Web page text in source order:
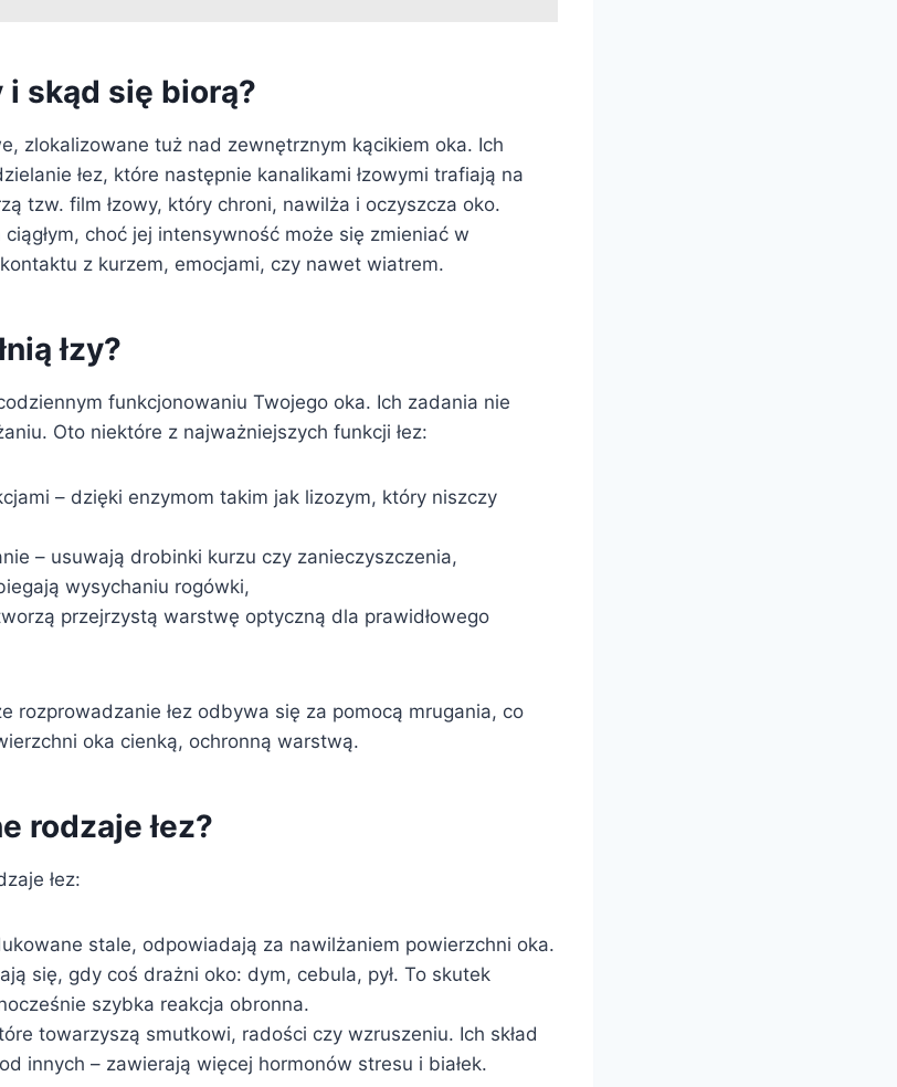
i skąd się biorą?
zlokalizowane tuż nad zewnętrznym kącikiem oka. Ich
łez, które następnie kanalikami łzowymi trafiają na
tzw. film łzowy, który chroni, nawilża i oczyszcza oko.
choć jej intensywność może się zmieniać w
z kurzem, emocjami, czy nawet wiatrem.
łzy?
funkcjonowaniu Twojego oka. Ich zadania nie
Oto niektóre z najważniejszych funkcji łez:
– dzięki enzymom takim jak lizozym, który niszczy
– usuwają drobinki kurzu czy zanieczyszczenia,
wysychaniu rogówki,
przejrzystą warstwę optyczną dla prawidłowego
rozprowadzanie łez odbywa się za pomocą mrugania, co
oka cienką, ochronną warstwą.
rodzaje łez?
łez:
stale, odpowiadają za nawilżaniem powierzchni oka.
się, gdy coś drażni oko: dym, cebula, pył. To skutek
szybka reakcja obronna.
towarzyszą smutkowi, radości czy wzruszeniu. Ich skład
innych – zawierają więcej hormonów stresu i białek.